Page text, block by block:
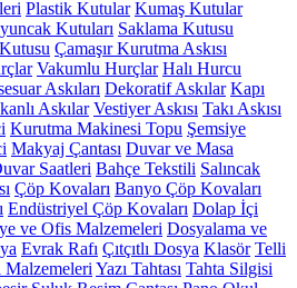
Plastik Kutular Kumaş Kutular
Kutuları Saklama Kutusu
Çamaşır Kurutma Askısı
Vakumlu Hurçlar Halı Hurcu
Askıları Dekoratif Askılar Kapı
Askılar Vestiyer Askısı Takı Askısı
Kurutma Makinesi Topu Şemsiye
Makyaj Çantası Duvar ve Masa
Saatleri Bahçe Tekstili Salıncak
Çöp Kovaları Banyo Çöp Kovaları
Endüstriyel Çöp Kovaları Dolap İçi
ve Ofis Malzemeleri Dosyalama ve
Evrak Rafı Çıtçıtlı Dosya Klasör Telli
Yazı Tahtası Tahta Silgisi